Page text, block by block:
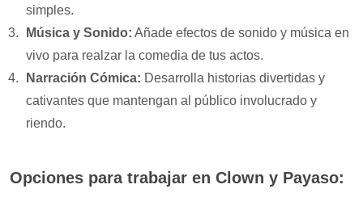
simples.
Música y Sonido: Añade efectos de sonido y música en
vivo para realzar la comedia de tus actos.
Narración Cómica: Desarrolla historias divertidas y
cativantes que mantengan al público involucrado y
riendo.
Opciones para trabajar en Clown y Payaso: